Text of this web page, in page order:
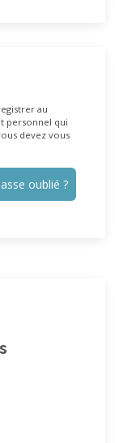
au
personnel qui
devez vous
oublié ?